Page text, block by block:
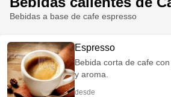
Bebidas a base de cafe espresso
Espresso
Bebida corta de cafe
y aroma.
desde